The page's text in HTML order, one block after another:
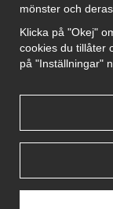
Hur beställer jag
Gör Det Själv Paket
Montera dragkrok
SUPPORT
Villkor
mönster och
Klicka på "Okej"
cookies du tillåter
på "Inställningar"